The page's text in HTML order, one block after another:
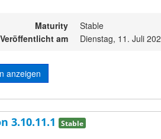
Maturity
Stable
Veröffentlicht am
Dienstag, 11. Juli
anzeigen
3.10.11.1 Stable